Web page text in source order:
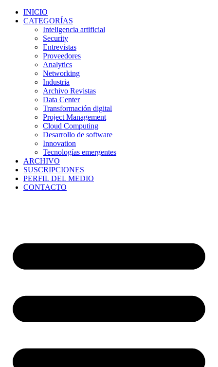
INICIO
CATEGORÍAS
Inteligencia artificial
Security
Entrevistas
Proveedores
Analytics
Networking
Industria
Archivo Revistas
Data Center
Transformación digital
Project Management
Cloud Computing
Desarrollo de software
Innovation
Tecnologías emergentes
ARCHIVO
SUSCRIPCIONES
PERFIL DEL MEDIO
CONTACTO